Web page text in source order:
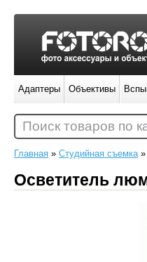
Главная » Студийная съемка»
Осветитель
Адаптеры Объективы
Поиск товаров по